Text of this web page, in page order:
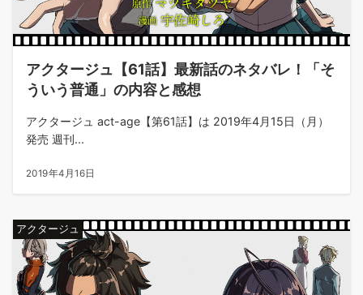
アクタージュ【61話】最新話のネタバレ！「そ
ういう普通」の内容と感想
アクタージュ act-age【第61話】は 2019年4月15日（月）
発売 週刊...
2019年4月16日
アクタージュ